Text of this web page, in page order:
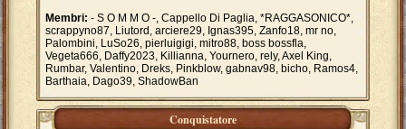
Membri: - S O M M O -, Cappello Di Paglia, *RAGGASONICO*,
scrappyno87, Liutord, arciere29, Ignas395, Zanfo18, mr no,
Palombini, LuSo26, pierluigigi, mitro88, boss bossfla,
Vegeta666, Daffy2023, Killianna, Yournero, rely, Axel King,
Rumbar, Valentino, Dreks, Pinkblow, gabnav98, bicho, Ramos4,
Barthaia, Dago39, ShadowBan
Conquistatore